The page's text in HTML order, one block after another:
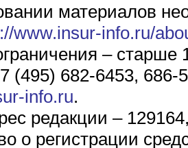
материалов
www.insur-info.ru/
– старше
(495) 682-6453, 686-
info.ru.
редакции –
о регистрации